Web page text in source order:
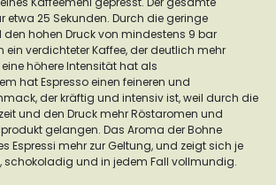
etwa 25 Sekunden. Durch die geringe
hohen Druck von mindestens 9 bar
ein verdichteter Kaffee, der deutlich mehr
höhere Intensität hat als
hat Espresso einen feineren und
der kräftig und intensiv ist, weil durch die
und den Druck mehr Röstaromen und
gelangen. Das Aroma der Bohne
Espressi mehr zur Geltung, und zeigt sich je
schokoladig und in jedem Fall vollmundig.